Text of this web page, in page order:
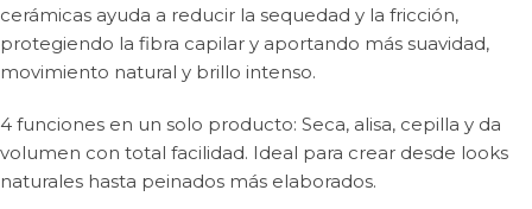
cerámicas ayuda a reducir la sequedad y la fricción,
protegiendo la fibra capilar y aportando más suavidad,
movimiento natural y brillo intenso.
4 funciones en un solo producto: Seca, alisa, cepilla y da
volumen con total facilidad. Ideal para crear desde looks
naturales hasta peinados más elaborados.